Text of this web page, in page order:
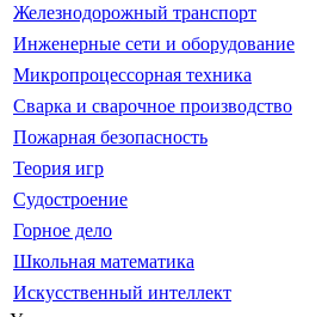
Железнодорожный транспорт
Инженерные сети и оборудование
Микропроцессорная техника
Сварка и сварочное производство
Пожарная безопасность
Теория игр
Судостроение
Горное дело
Школьная математика
Искусственный интеллект